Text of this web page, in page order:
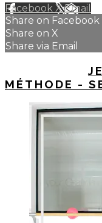
Facebook XEmail
Share on Facebook
Share on X
Share via Email
MÉTHODE -